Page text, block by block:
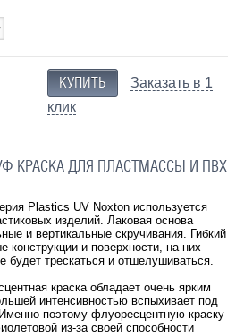
Заказать в 1
клик
КРАСКА ДЛЯ ПЛАСТМАССЫ И ПВХ
Plastics UV Noxton используется
изделий. Лаковая основа
и вертикальные скручивания. Гибкий
конструкции и поверхности, на них
будет трескаться и отшелушиваться.
краска обладает очень ярким
интенсивностью вспыхивает под
поэтому флуоресцентную краску
из-за своей способности